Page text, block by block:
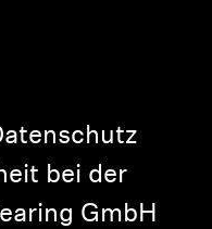
bei der
GmbH